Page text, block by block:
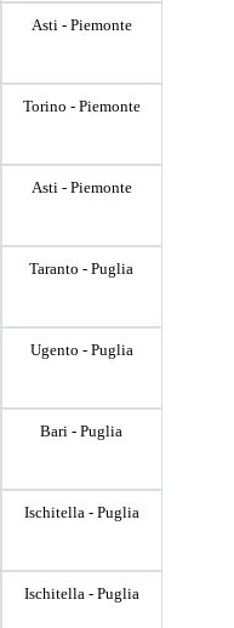
Asti - Piemonte
Torino - Piemonte
Asti - Piemonte
Taranto - Puglia
Ugento - Puglia
Bari - Puglia
Ischitella - Puglia
Ischitella - Puglia